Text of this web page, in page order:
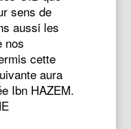
sens de
aussi les
nos
cette
aura
Ibn HAZEM.